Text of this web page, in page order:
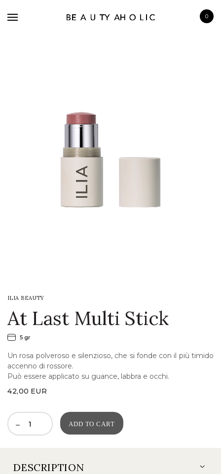
0
ILIA BEAUTY
At Last Multi Stick
5 gr
Un rosa polveroso e silenzioso, che si fonde con il più timido
accenno di rossore.
Può essere applicato su guance, labbra e occhi.
42,00 EUR
ADD TO CART
DESCRIPTION